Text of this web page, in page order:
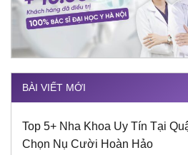
BÀI VIẾT MỚI
Top 5+ Nha Khoa Uy Tín Tại
Chọn Nụ Cười Hoàn Hảo